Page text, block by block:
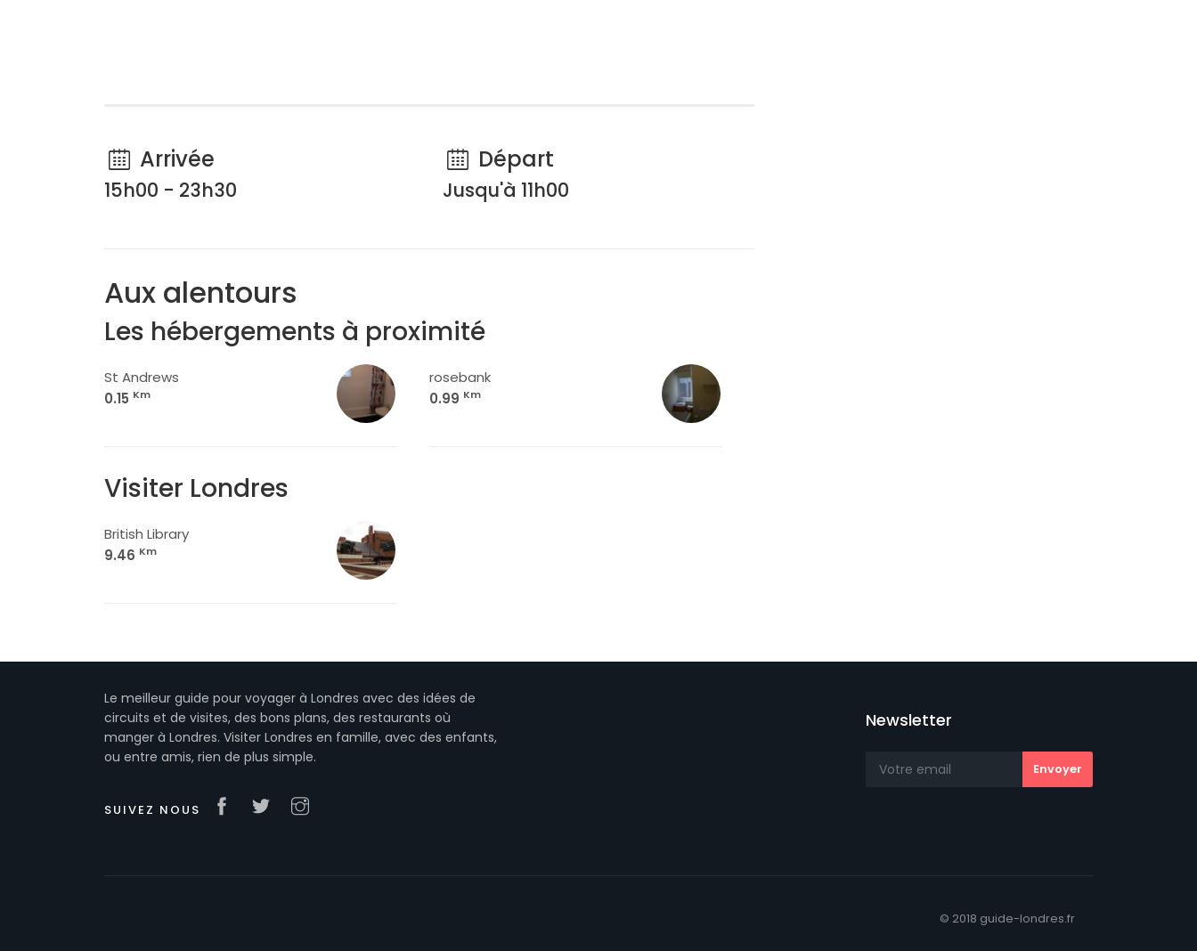
Arrivée
15h00 - 23h30
Départ
Jusqu'à 11h00
Aux alentours
Les hébergements à proximité
St Andrews
0.15 Km
rosebank
0.99 Km
Visiter Londres
British Library
9.46 Km
Le meilleur guide pour voyager à Londres avec des idées de
circuits et de visites, des bons plans, des restaurants où
manger à Londres. Visiter Londres en famille, avec des enfants,
ou entre amis, rien de plus simple.
SUIVEZ NOUS
Newsletter
© 2018 guide-londres.fr